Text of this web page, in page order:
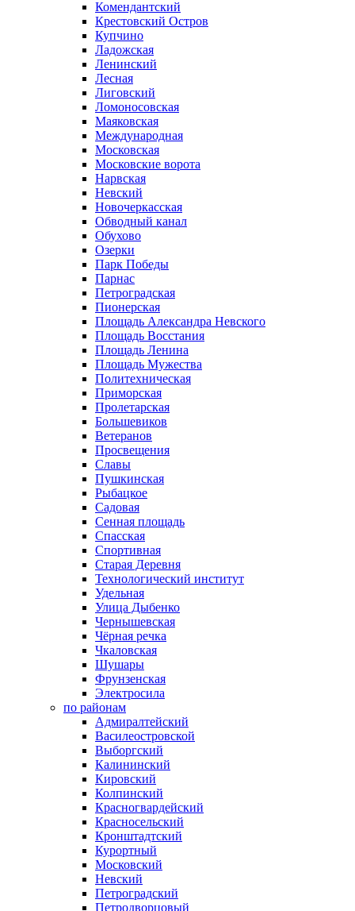
Комендантский
Крестовский Остров
Купчино
Ладожская
Ленинский
Лесная
Лиговский
Ломоносовская
Маяковская
Международная
Московская
Московские ворота
Нарвская
Невский
Новочеркасская
Обводный канал
Обухово
Озерки
Парк Победы
Парнас
Петроградская
Пионерская
Площадь Александра Невского
Площадь Восстания
Площадь Ленина
Площадь Мужества
Политехническая
Приморская
Пролетарская
Большевиков
Ветеранов
Просвещения
Славы
Пушкинская
Рыбацкое
Садовая
Сенная площадь
Спасская
Спортивная
Старая Деревня
Технологический институт
Удельная
Улица Дыбенко
Чернышевская
Чёрная речка
Чкаловская
Шушары
Фрунзенская
Электросила
по районам
Адмиралтейский
Василеостровской
Выборгский
Калининский
Кировский
Колпинский
Красногвардейский
Красносельский
Кронштадтский
Курортный
Московский
Невский
Петроградский
Петродворцовый